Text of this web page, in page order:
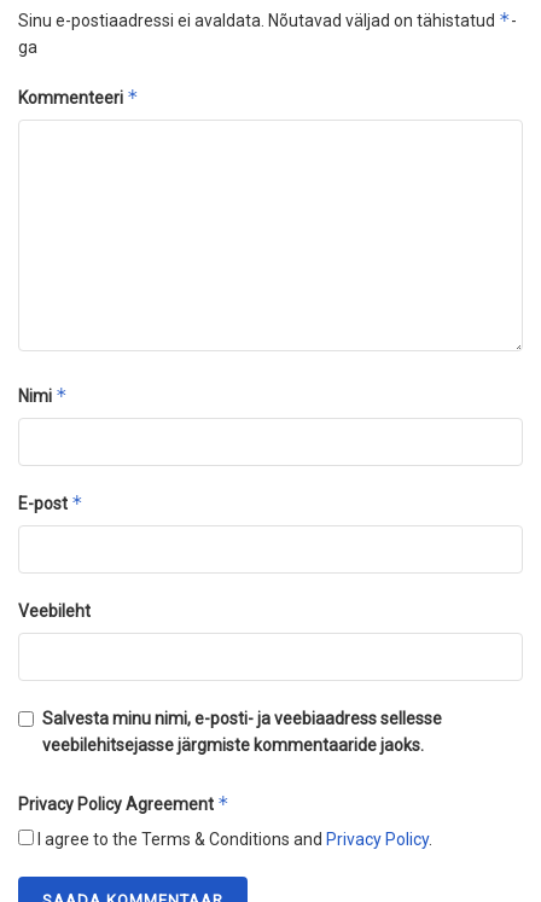
Sinu e-postiaadressi ei avaldata. Nõutavad väljad on tähistatud *-
ga
Kommenteeri *
Nimi *
E-post *
Veebileht
Salvesta minu nimi, e-posti- ja veebiaadress sellesse
veebilehitsejasse järgmiste kommentaaride jaoks.
Privacy Policy Agreement *
I agree to the Terms & Conditions and Privacy Policy.